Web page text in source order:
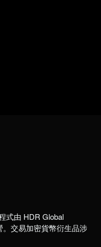
式由 HDR Global
交易加密貨幣衍生品涉